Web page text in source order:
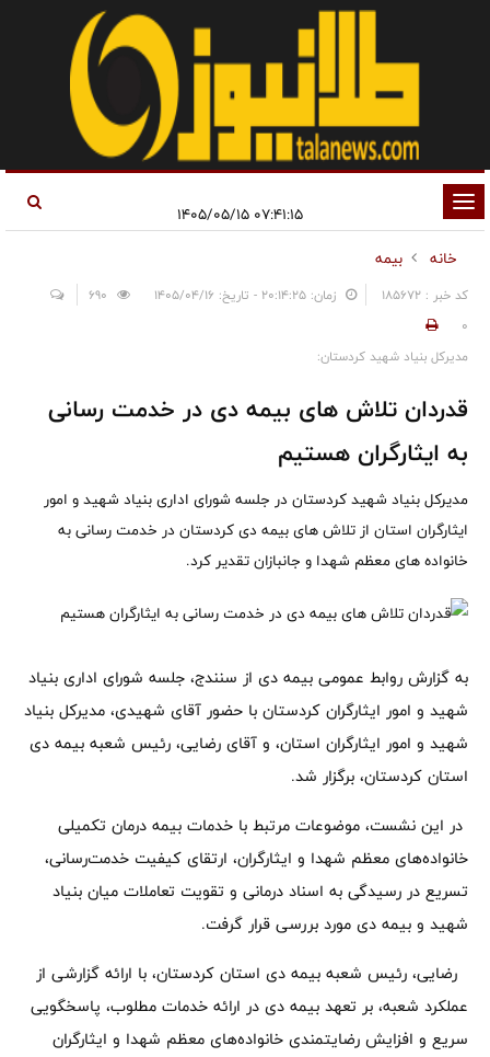
تغییر
وضعیت
ناوبری
خانه
بیمه
کد خبر : 185672 زمان: ۲۰:۱۴:۲۵ - تاریخ: ۱۴۰۵/۰۴/۱۶
0
مدیرکل بنیاد شهید کردستان:
قدردان تلاش های بیمه دی در خدمت رسانی
به ایثارگران هستیم
مدیرکل بنیاد شهید کردستان در جلسه شورای اداری بنیاد شهید و امور
ایثارگران استان از تلاش های بیمه دی کردستان در خدمت رسانی به
خانواده های معظم شهدا و جانبازان تقدیر کرد.
به گزارش روابط عمومی بیمه دی از سنندج، جلسه شورای اداری بنیاد
شهید و امور ایثارگران کردستان با حضور آقای شهیدی، مدیرکل بنیاد
شهید و امور ایثارگران استان، و آقای رضایی، رئیس شعبه بیمه دی
استان کردستان، برگزار شد.
در این نشست، موضوعات مرتبط با خدمات بیمه درمان تکمیلی
خانواده‌های معظم شهدا و ایثارگران، ارتقای کیفیت خدمت‌رسانی،
تسریع در رسیدگی به اسناد درمانی و تقویت تعاملات میان بنیاد
شهید و بیمه دی مورد بررسی قرار گرفت.
رضایی، رئیس شعبه بیمه دی استان کردستان، با ارائه گزارشی از
عملکرد شعبه، بر تعهد بیمه دی در ارائه خدمات مطلوب، پاسخگویی
سریع و افزایش رضایتمندی خانواده‌های معظم شهدا و ایثارگران